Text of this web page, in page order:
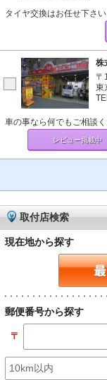
タイヤ交換はお任せ下さい
株
〒
東
車の事なら何でもご相談く
レビュー掲載中
取付店検索
現在地から探す
郵便番号から探す
〒